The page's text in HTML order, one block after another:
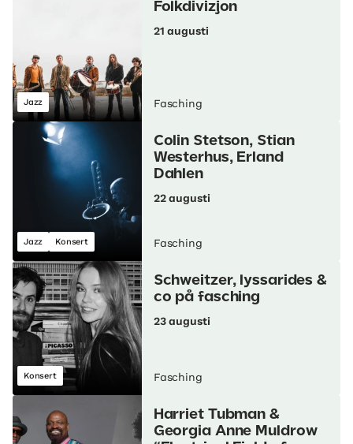
Jazz
Folkdivizjon
21 augusti
Fasching
Jazz Konsert
Colin Stetson, Stian
Westerhus, Erland
Dahlen
22 augusti
Fasching
Konsert
Schweitzer, lyssarides &
co på fasching
23 augusti
Fasching
Harriet Tubman &
Georgia Anne Muldrow